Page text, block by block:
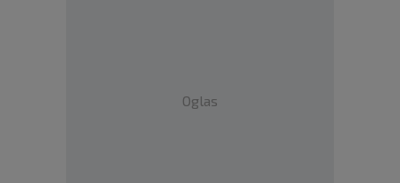
Oglas